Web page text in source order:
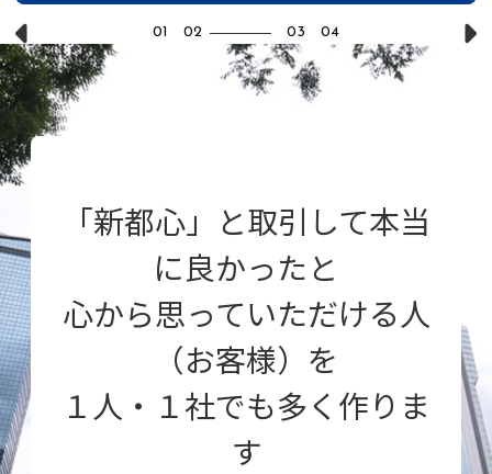
1 2 3 4
「新都心」と取引して本当
に良かったと
心から思っていただける人
（お客様）を
１人・１社でも多く作りま
す